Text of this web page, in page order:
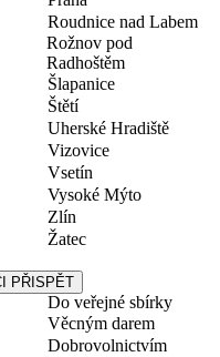
Roudnice nad Labem
Rožnov pod
Radhoštěm
Šlapanice
Štětí
Uherské Hradiště
Vizovice
Vsetín
Vysoké Mýto
Zlín
Žatec
PŘISPĚT
Do veřejné sbírky
Věcným darem
Dobrovolnictvím